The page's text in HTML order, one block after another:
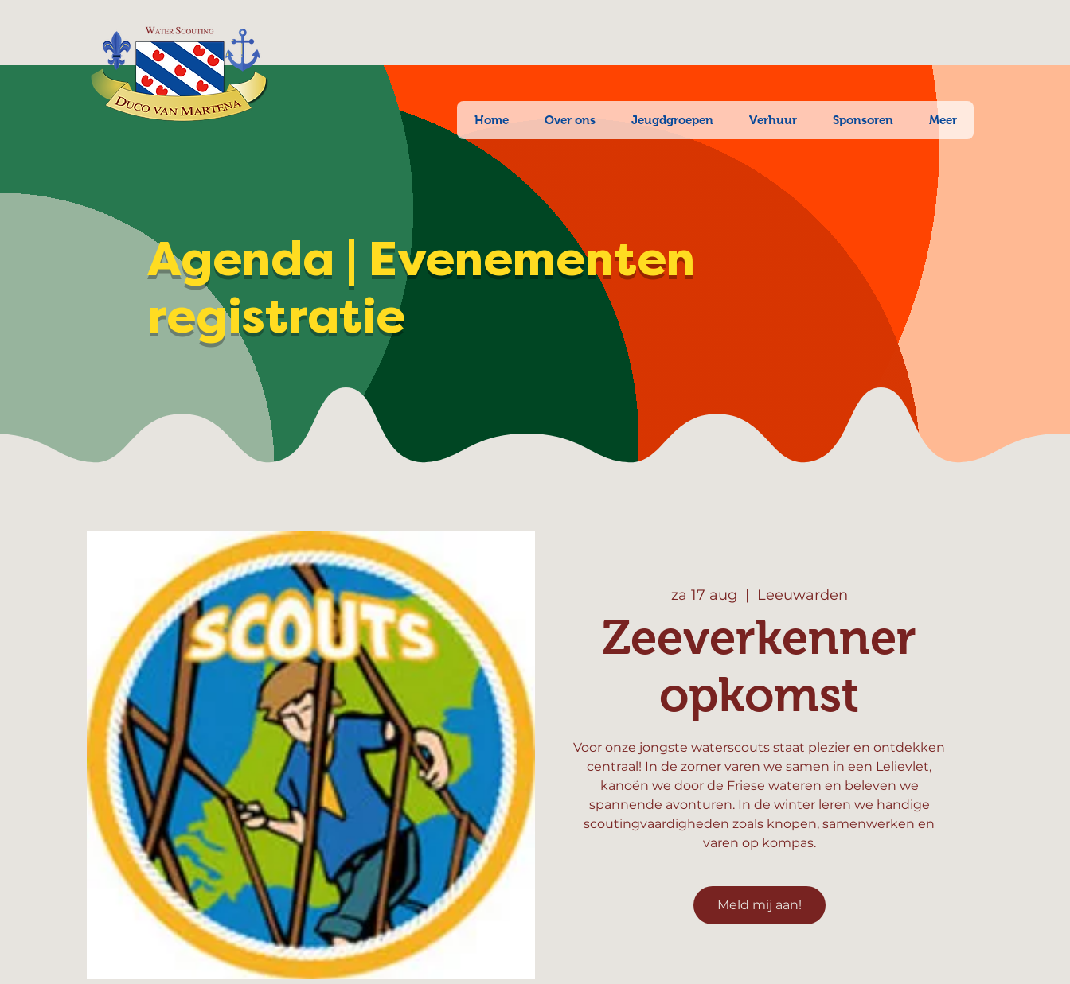
Home Over ons Jeugdgroepen Verhuur Sponsoren Meer
Agenda | Evenementen
registratie
za 17 aug
  |
Leeuwarden
Zeeverkenner
opkomst
Voor onze jongste waterscouts staat plezier en ontdekken
centraal! In de zomer varen we samen in een Lelievlet,
kanoën we door de Friese wateren en beleven we
spannende avonturen. In de winter leren we handige
scoutingvaardigheden zoals knopen, samenwerken en
varen op kompas.
Meld mij aan!